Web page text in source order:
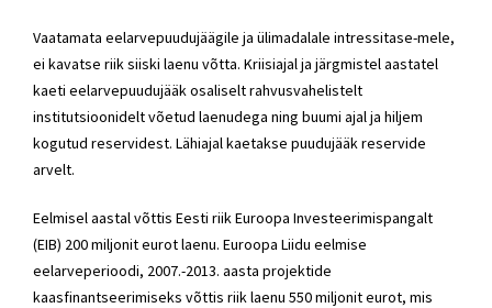
Vaatamata eelarvepuudujäägile ja ülimadalale intressitase-mele,
ei kavatse riik siiski laenu võtta. Kriisiajal ja järgmistel aastatel
kaeti eelarvepuudujääk osaliselt rahvusvahelistelt
institutsioonidelt võetud laenudega ning buumi ajal ja hiljem
kogutud reservidest. Lähiajal kaetakse puudujääk reservide
arvelt.
Eelmisel aastal võttis Eesti riik Euroopa Investeerimispangalt
(EIB) 200 miljonit eurot laenu. Euroopa Liidu eelmise
eelarveperioodi, 2007.-2013. aasta projektide
kaasfinantseerimiseks võttis riik laenu 550 miljonit eurot, mis